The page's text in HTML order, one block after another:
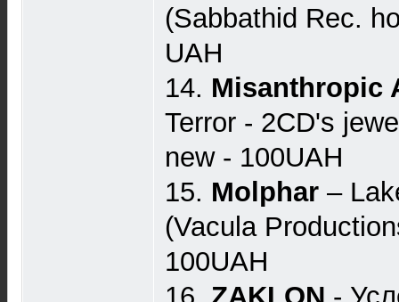
(Sabbathid Rec.
UAH
14. Misanthropic
Terror - 2CD's
new - 100UAH
15. Molphar ‎–
(Vacula
100UAH